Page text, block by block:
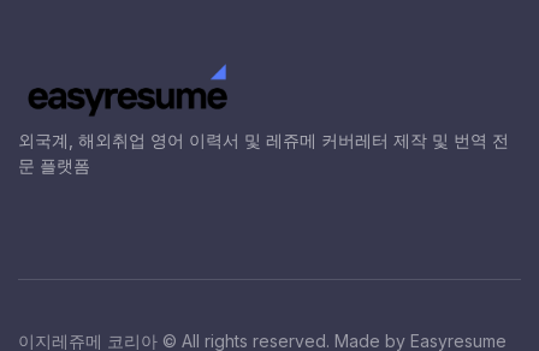
외국계, 해외취업 영어 이력서 및 레쥬메 커버레터 제작 및 번역 전
문 플랫폼
이지레쥬메 코리아 © All rights reserved. Made by Easyresume